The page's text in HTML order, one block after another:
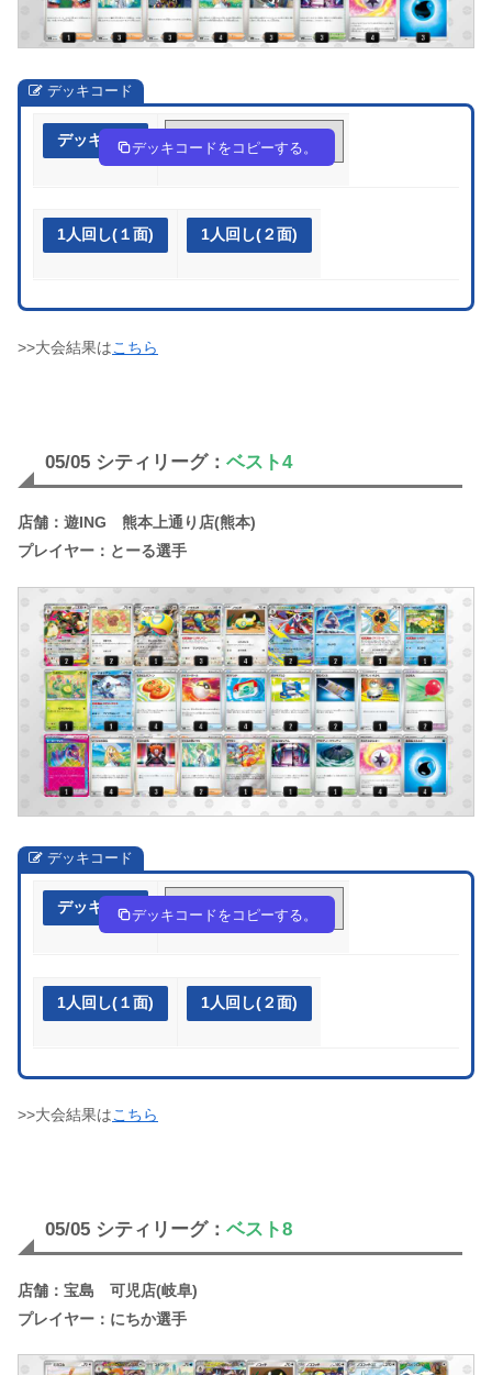
デッキコード
デッキ作成 EMpRSp-T9Lo4R-Sp3yMR
デッキコードをコピーする。
1人回し(１面) 1人回し(２面)
>>大会結果はこちら
05/05 シティリーグ： ベスト4
店舗：遊ING 熊本上通り店(熊本)
プレイヤー：とーる選手
デッキコード
デッキ作成 Fkkv1f-93Bdv4-Ffvbvk
デッキコードをコピーする。
1人回し(１面) 1人回し(２面)
>>大会結果はこちら
05/05 シティリーグ： ベスト8
店舗：宝島 可児店(岐阜)
プレイヤー：にちか選手